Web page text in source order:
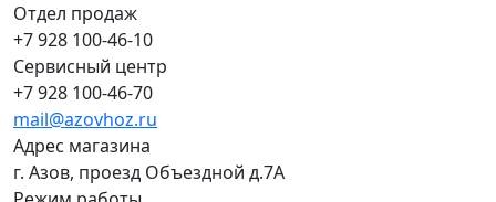
Отдел продаж
+7 928 100-46-10
Сервисный центр
+7 928 100-46-70
mail@azovhoz.ru
Адрес магазина
г. Азов, проезд Объездной д.7А